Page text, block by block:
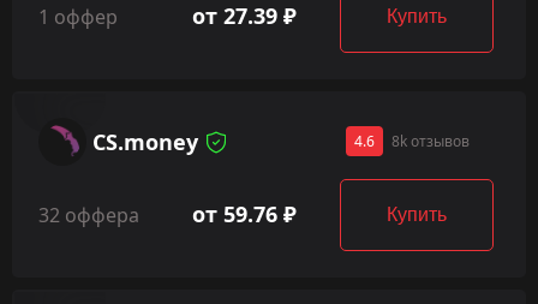
1 оффер от 27.39 ₽ Купить
CS.money 4.6 8k отзывов
32 оффера от 59.76 ₽ Купить